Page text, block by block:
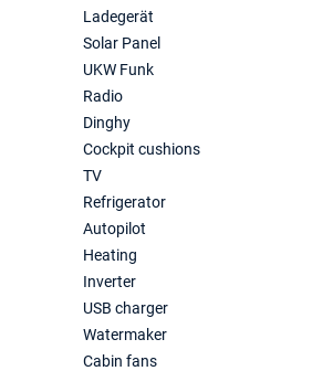
Ladegerät
Solar Panel
UKW Funk
Radio
Dinghy
Cockpit cushions
TV
Refrigerator
Autopilot
Heating
Inverter
USB charger
Watermaker
Cabin fans